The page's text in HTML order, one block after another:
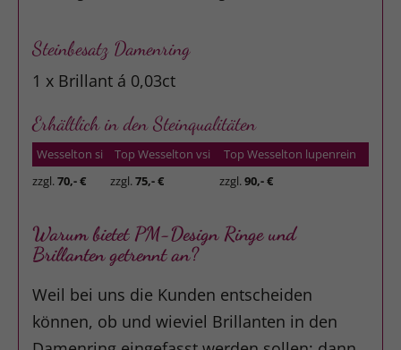
Steinbesatz Damenring
1 x Brillant á 0,03ct
Erhältlich in den Steinqualitäten
Wesselton si Top Wesselton vsi
Top Wesselton lupenrein
zzgl.70,- € zzgl.75,- € zzgl.90,- €
Warum bietet PM-Design Ringe und
Brillanten getrennt an?
Weil bei uns die Kunden entscheiden
können, ob und wieviel Brillanten in den